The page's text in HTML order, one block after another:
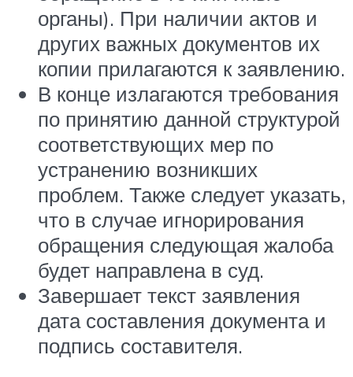
органы). При наличии актов и
других важных документов их
копии прилагаются к заявлению.
В конце излагаются требования
по принятию данной структурой
соответствующих мер по
устранению возникших
проблем. Также следует указать,
что в случае игнорирования
обращения следующая жалоба
будет направлена в суд.
Завершает текст заявления
дата составления документа и
подпись составителя.